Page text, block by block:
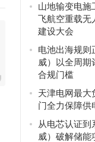
山地输变电施
飞航空重载无
建设大会
电池出海规则
威）以全周期
合规门槛
天津电网最大
门全力保障供
从电芯认证到
威）破解储能